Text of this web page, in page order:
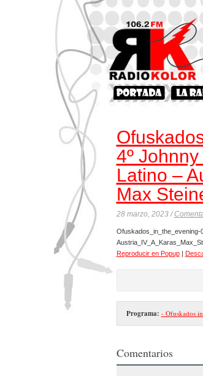
4º
Latino –
Max
28 marzo, 2023 /
Reproducir en Popup|
Programa: - Ofuskados
Comentarios